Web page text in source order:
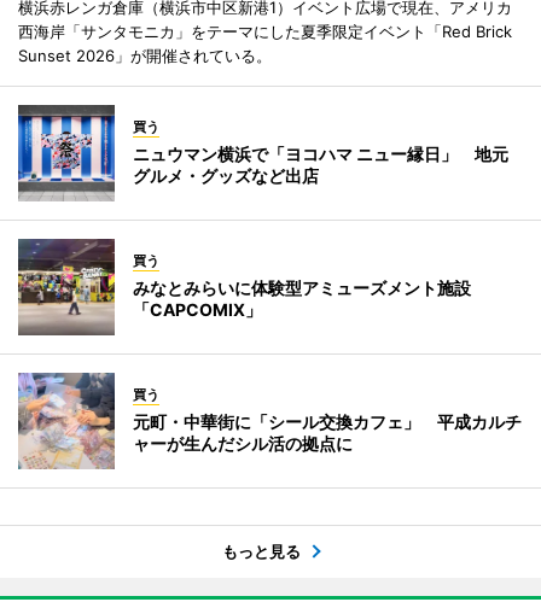
横浜赤レンガ倉庫（横浜市中区新港1）イベント広場で現在、アメリカ
西海岸「サンタモニカ」をテーマにした夏季限定イベント「Red Brick
Sunset 2026」が開催されている。
買う
ニュウマン横浜で「ヨコハマ ニュー縁日」 地元
グルメ・グッズなど出店
買う
みなとみらいに体験型アミューズメント施設
「CAPCOMIX」
買う
元町・中華街に「シール交換カフェ」 平成カルチ
ャーが生んだシル活の拠点に
もっと見る